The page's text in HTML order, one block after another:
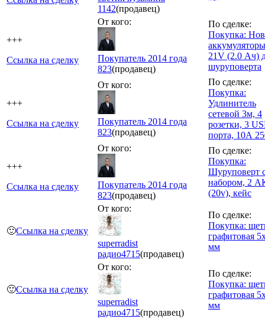
1142(продавец)
+++
Ссылка на сделку
От кого:
Покупатель 2014 года
823(продавец)
По сделке:
Покупка:
21V (2.0 Ач)
шуруповерта
+++
Ссылка на сделку
От кого:
Покупатель 2014 года
823(продавец)
По сделке:
Покупка:
Удлинитель
сетевой 3м, 4
розетки, 3
порта, 10А
+++
Ссылка на сделку
От кого:
Покупатель 2014 года
823(продавец)
По сделке:
Покупка:
Шуруповерт
набором, 2
(20v), кейс
🙂Ссылка на сделку
От кого:
superradist
радио4715(продавец)
По сделке:
Покупка:
графитовая
мм
🙂Ссылка на сделку
От кого:
superradist
радио4715(продавец)
По сделке:
Покупка:
графитовая
мм